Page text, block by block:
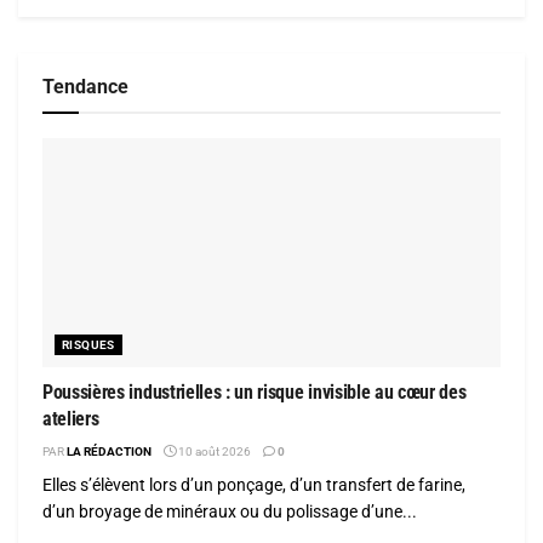
Tendance
RISQUES
Poussières industrielles : un risque invisible au cœur des
ateliers
PARLA RÉDACTION 10 août 2026 0
Elles s’élèvent lors d’un ponçage, d’un transfert de farine,
d’un broyage de minéraux ou du polissage d’une...